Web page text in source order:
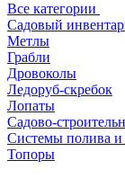
Все категории
Садовый
Метлы
Грабли
Дровоколы
Ледоруб-скребок
Лопаты
Садово-
Системы полива
Топоры